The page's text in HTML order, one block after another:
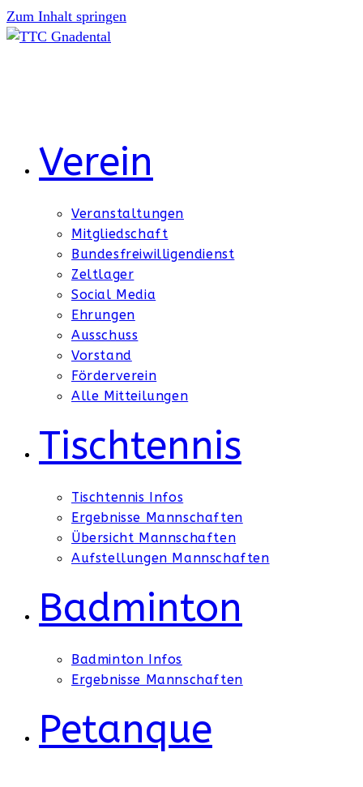
Zum Inhalt springen
Verein
Veranstaltungen
Mitgliedschaft
Bundesfreiwilligendienst
Zeltlager
Social Media
Ehrungen
Ausschuss
Vorstand
Förderverein
Alle Mitteilungen
Tischtennis
Tischtennis Infos
Ergebnisse Mannschaften
Übersicht Mannschaften
Aufstellungen Mannschaften
Badminton
Badminton Infos
Ergebnisse Mannschaften
Petanque